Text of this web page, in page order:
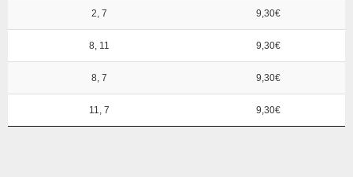
2, 7 9,30€
8, 11 9,30€
8, 7 9,30€
11, 7 9,30€